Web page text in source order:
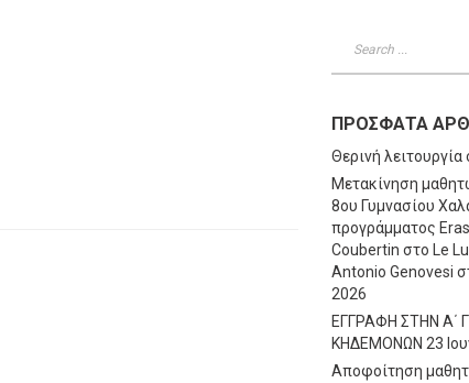
ΠΡΌΣΦΑΤΑ
Θερινή λειτουργία
Μετακίνηση
8ου Γυμνασίου
προγράμματος
Coubertin στο Le
Antonio Genovesi
2026
ΕΓΓΡΑΦΗ ΣΤΗΝ Α΄
ΚΗΔΕΜΟΝΩΝ 23
Αποφοίτηση